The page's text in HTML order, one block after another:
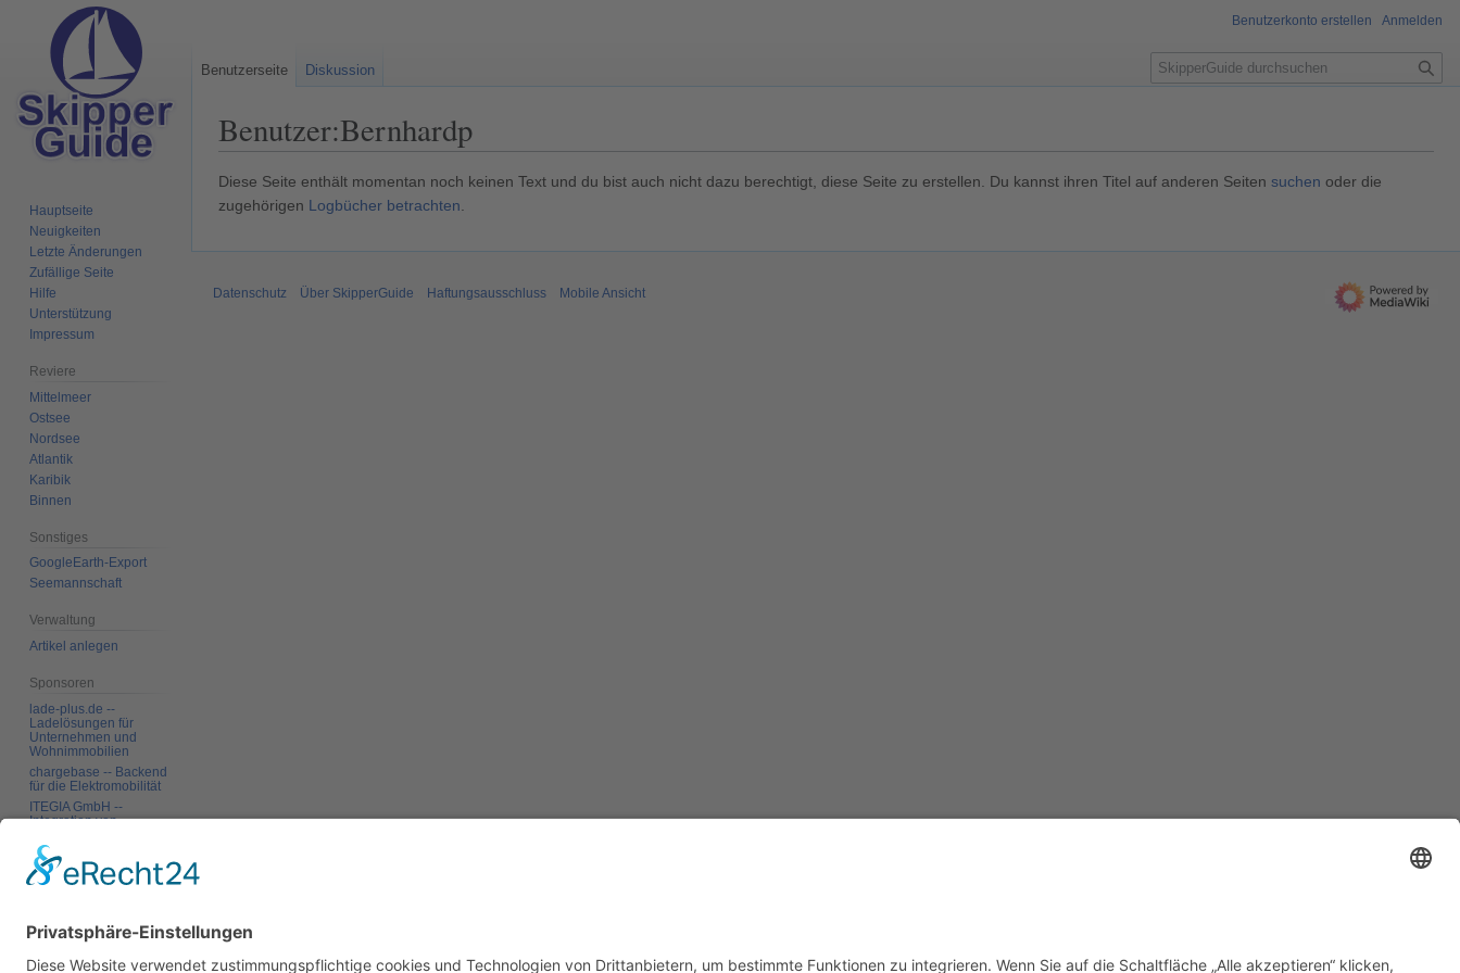
Benutzer:Bernhardp
Zur
Navigation
Zur
Suche
Diese Seite enthält momentan noch keinen Text und du bist auch nicht dazu berechtigt, diese Seite zu erstellen. Du kannst ihren Titel auf anderen Seiten suchen oder die
zugehörigen Logbücher betrachten.
Benutzerkonto erstellen Anmelden
Benutzerseite Diskussion
S
u
e
Hauptseite
Neuigkeiten
Letzte Änderungen
Zufällige Seite
Hilfe
Unterstützung
Impressum
Reviere
Mittelmeer
Ostsee
Nordsee
Atlantik
Karibik
Binnen
Sonstiges
GoogleEarth-Export
Seemannschaft
Verwaltung
Artikel anlegen
Sponsoren
lade-plus.de --
Ladelösungen für
Unternehmen und
Wohnimmobilien
chargebase -- Backend
für die Elektromobilität
ITEGIA GmbH --
Integration von
individuelle
Softwarelösungen
Links auf diese Seite
Benutzerbeiträge
Logbücher
Datenschutz Über SkipperGuide Haftungsausschluss Mobile Ansicht